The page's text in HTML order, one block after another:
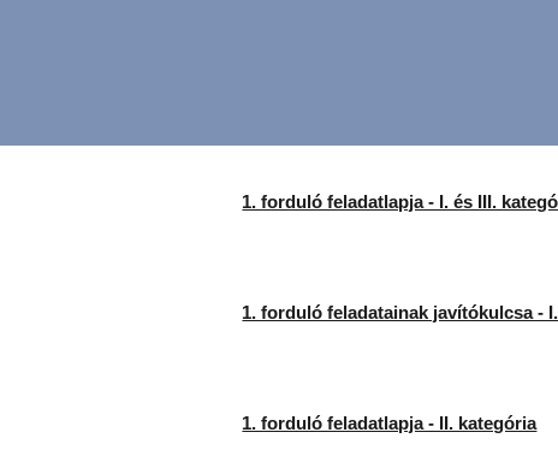
1. forduló feladatlapja - I. és III.
1. forduló feladatainak javítókulcsa -
1. forduló feladatlapja - II. kategória